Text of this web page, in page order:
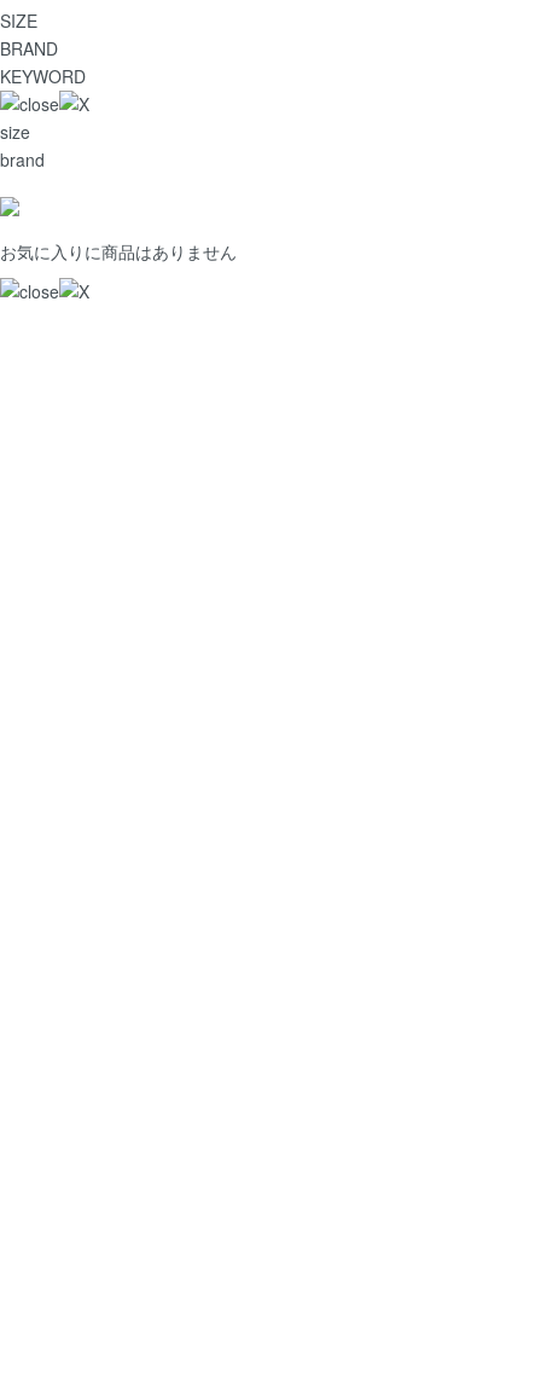
SIZE
BRAND
KEYWORD
size
brand
お気に入りに商品はありません